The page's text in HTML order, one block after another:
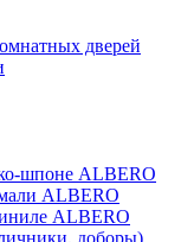
дверей
шпоне ALBERO
ALBERO
ALBERO
доборы)